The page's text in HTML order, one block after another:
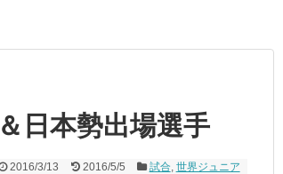
日本勢出場選手
2016/3/13 2016/5/5 試合, 世界ジュニア